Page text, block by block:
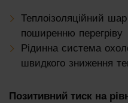
Теплоізоляційний
поширенню перегріву
Рідинна система
швидкого зниження
Позитивний тиск на